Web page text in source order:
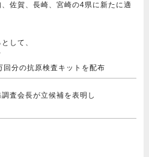
佐賀、長崎、宮崎の4県に新たに適
して、
分の抗原検査キットを配布
査会長が立候補を表明し